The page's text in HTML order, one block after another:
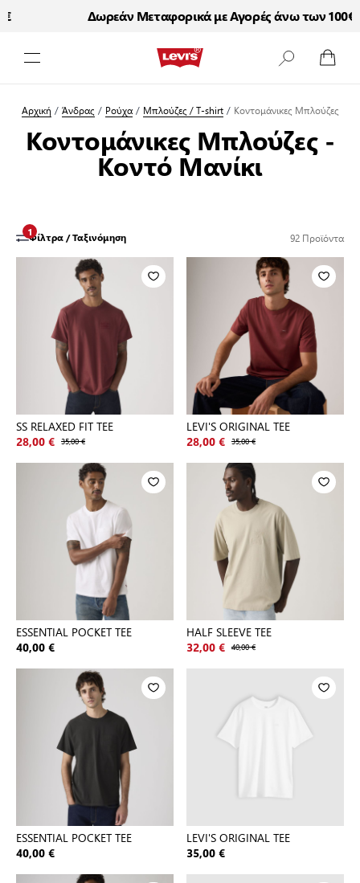
Δωρεάν Μεταφορικά με Αγορές άνω των 100€
Αρχική / Άνδρας / Ρούχα / Μπλούζες / T-shirt / Κοντομάνικες Μπλούζες
Κοντομάνικες Μπλούζες -
Κοντό Μανίκι
Φίλτρα / Ταξινόμηση
1 92Προϊόντα
SS RELAXED FIT TEE
28,00 € 35,00 €
LEVI'S ORIGINAL TEE
28,00 € 35,00 €
ESSENTIAL POCKET TEE
40,00 €
HALF SLEEVE TEE
32,00 € 40,00 €
ESSENTIAL POCKET TEE
40,00 €
LEVI'S ORIGINAL TEE
35,00 €